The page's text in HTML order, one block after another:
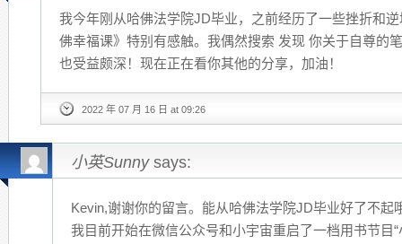
我今年刚从哈佛法学院JD毕业，之前经历了一些挫折和
佛幸福课》特别有感触。我偶然搜索 发现 你关于自尊的
也受益颇深！现在正在看你其他的分享，加油！
2022 年 07 月 16 日 at 09:26
小英Sunny says:
Kevin,谢谢你的留言。能从哈佛法学院JD毕业好了不起
我目前开始在微信公众号和小宇宙重启了一档用书节目